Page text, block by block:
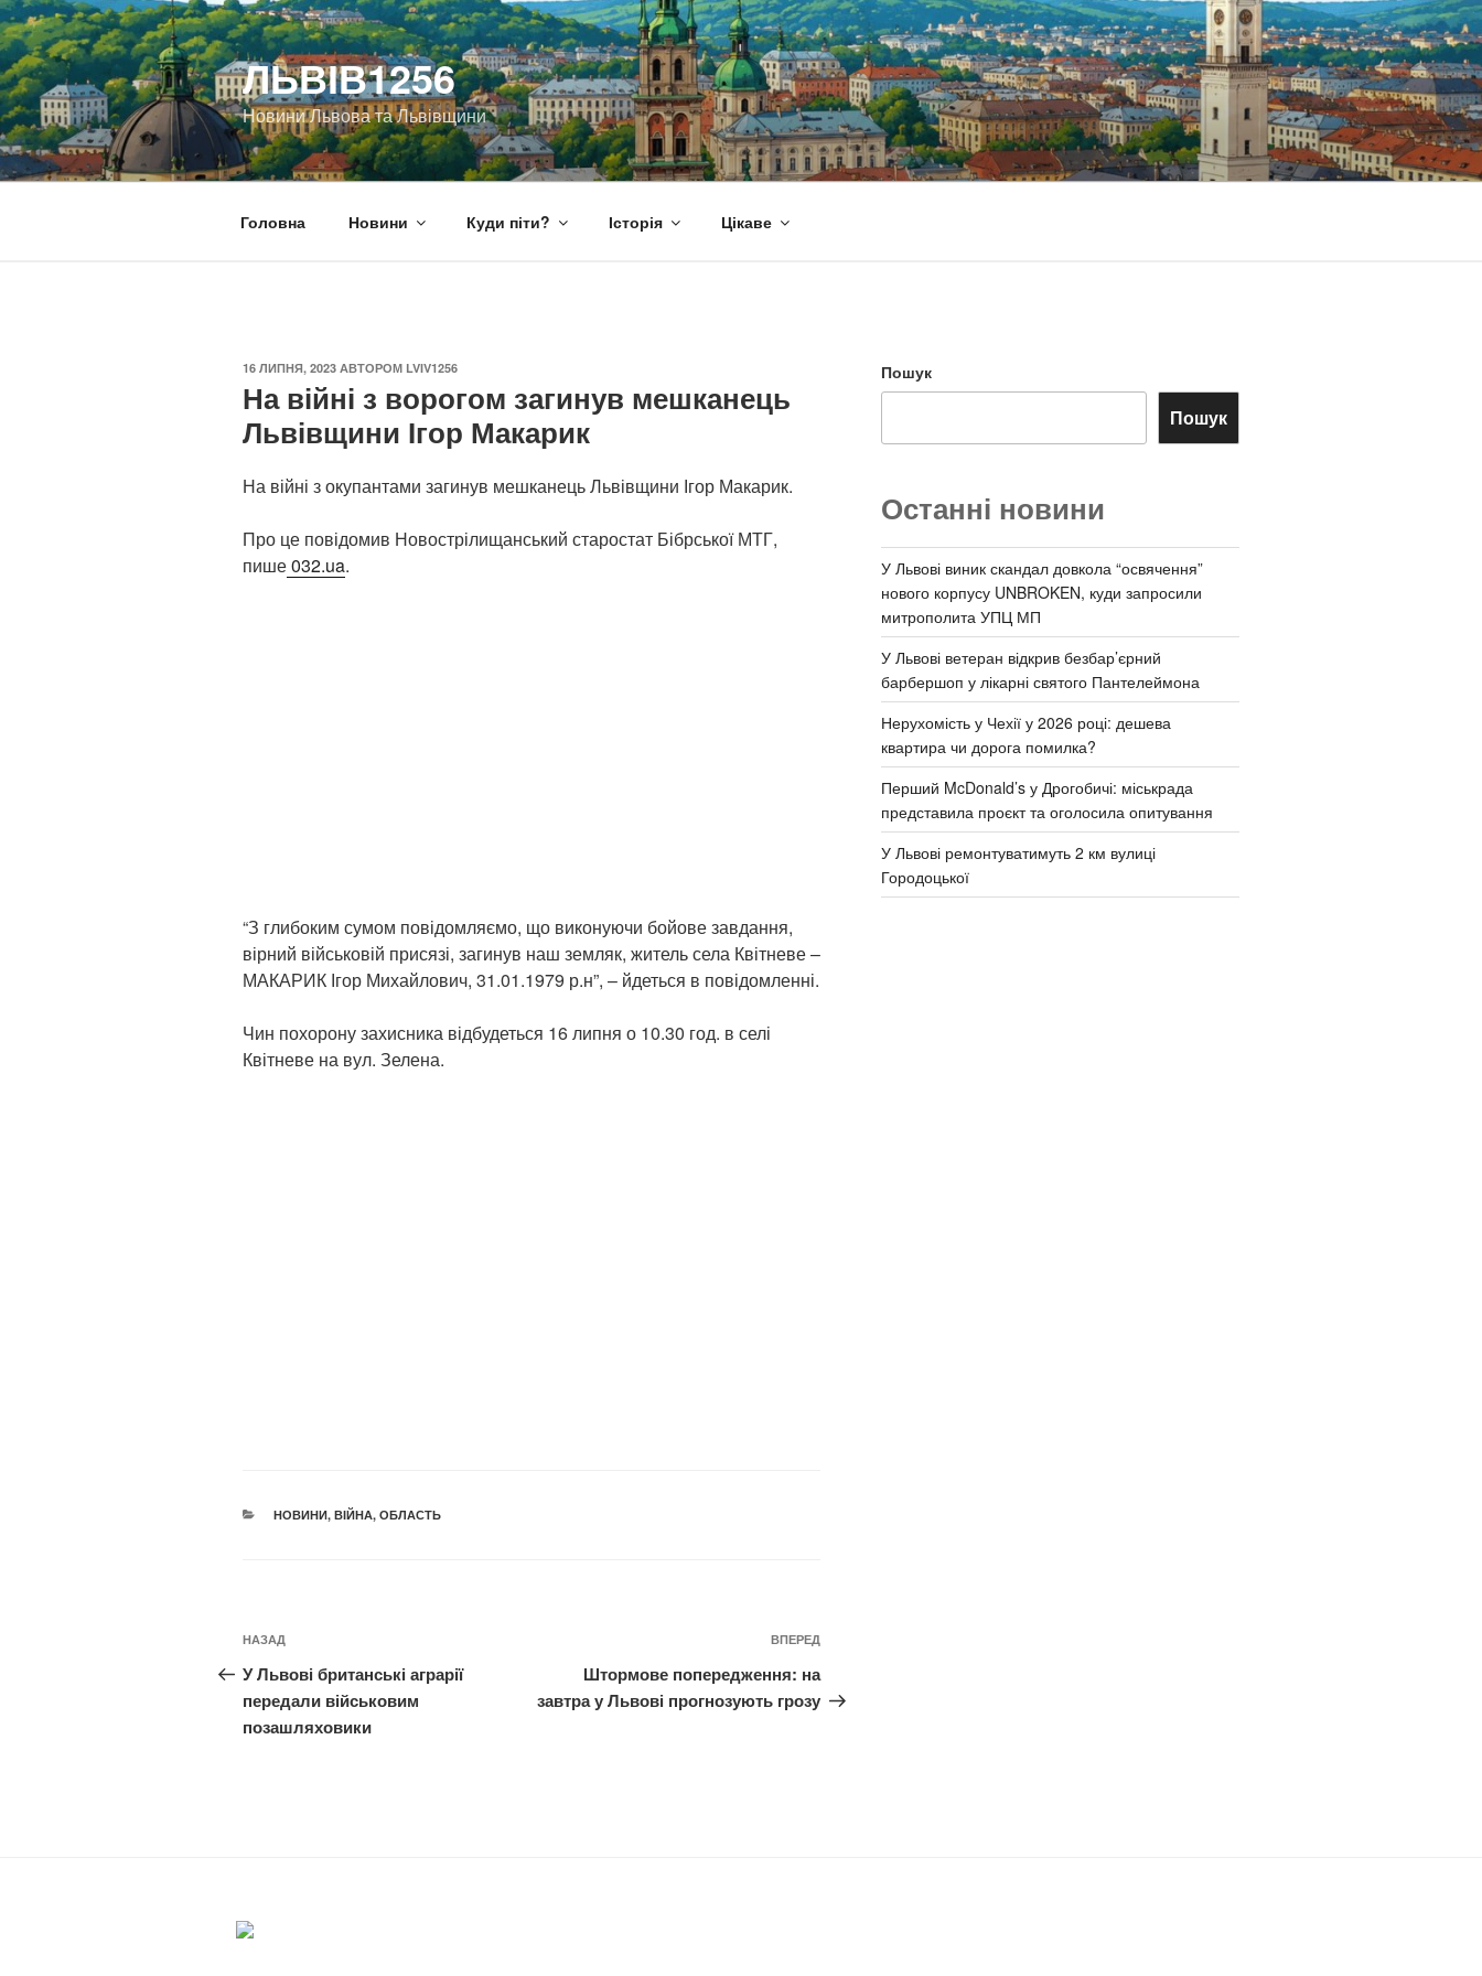
Перейти
до
вмісту
ЛЬВІВ1256
Новини Львова та Львівщини
Головна Новини Куди піти? Історія Цікаве
ОПУБЛІКОВАНО
16 ЛИПНЯ, 2023 АВТОРОМ LVIV1256
На війні з ворогом загинув мешканець
Львівщини Ігор Макарик
На війні з окупантами загинув мешканець Львівщини Ігор Макарик.
Про це повідомив Новострілищанський старостат Бібрської МТГ,
пише032.ua.
“З глибоким сумом повідомляємо, що виконуючи бойове завдання,
вірний військовій присязі, загинув наш земляк, житель села Квітневе –
МАКАРИК Ігор Михайлович, 31.01.1979 р.н”, – йдеться в повідомленні.
Чин похорону захисника відбудеться 16 липня о 10.30 год. в селі
Квітневе на вул. Зелена.
КАТЕГОРІЇ
НОВИНИ, ВІЙНА, ОБЛАСТЬ
Навігація
записів
Попередній
запис:
НАЗАД
У Львові британські аграрії
передали військовим
позашляховики
Наступний
запис
ВПЕРЕД
Штормове попередження: на
завтра у Львові прогнозують грозу
Пошук
Пошук
Останні новини
У Львові виник скандал довкола “освячення”
нового корпусу UNBROKEN, куди запросили
митрополита УПЦ МП
У Львові ветеран відкрив безбар’єрний
барбершоп у лікарні святого Пантелеймона
Нерухомість у Чехії у 2026 році: дешева
квартира чи дорога помилка?
Перший McDonald’s у Дрогобичі: міськрада
представила проєкт та оголосила опитування
У Львові ремонтуватимуть 2 км вулиці
Городоцької